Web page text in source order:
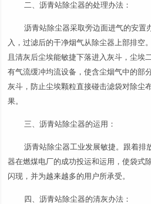
二、沥青站除尘器的处理办法：
沥青站除尘器采取旁边面进气的安置
入，过滤后的干净烟气从除尘器上部排空
且清灰后尘埃能敏捷下落进入灰斗，尘埃
有气流缓冲均流设备，使含尘烟气中的部
灰斗，防止尘埃颗粒直接碰击滤袋对除尘
果。
三、沥青站除尘器的运用：
沥青站除尘器工业发展敏捷。跟着排
器在燃煤电厂的成功投运和运用，使袋式
闪现，并为越来越多的用户所承受。
四、沥青站除尘器的清灰办法：